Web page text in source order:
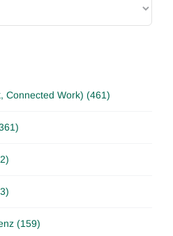
Connected Work) (461)
(159)